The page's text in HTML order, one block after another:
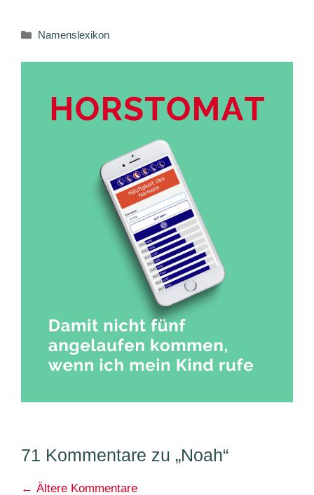
Kategorien
Namenslexikon
71 Kommentare zu „Noah“
Kommentarnavigation
← Ältere Kommentare